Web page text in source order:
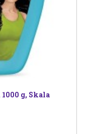
g, Skala